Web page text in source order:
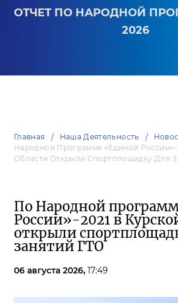
ОТЧЕТ ПО НАРОДНОЙ
2026
Главная Наша Деятельность
Народной Программе «Единой России»-
Области Открыли Спортплощадку Для
По Народной
России»-2021 в
открыли
занятий ГТО
06 августа 2026, 17:49